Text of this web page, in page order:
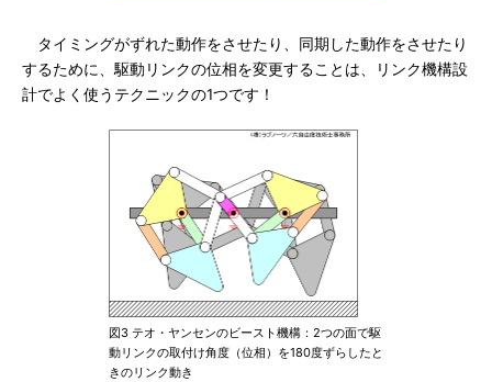
タイミングがずれた動作をさせたり、同期した動作をさせたり
するために、駆動リンクの位相を変更することは、リンク機構設
計でよく使うテクニックの1つです！
図3 テオ・ヤンセンのビースト機構：2つの面で駆
動リンクの取付け角度（位相）を180度ずらしたと
きのリンク動き